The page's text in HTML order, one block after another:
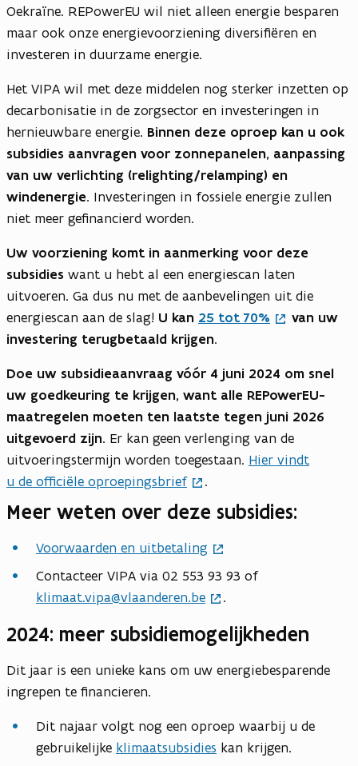
Oekraïne. REPowerEU wil niet alleen energie besparen
maar ook onze energievoorziening diversifiëren en
investeren in duurzame energie.
Het VIPA wil met deze middelen nog sterker inzetten op
decarbonisatie in de zorgsector en investeringen in
hernieuwbare energie. Binnen deze oproep kan u ook
subsidies aanvragen voor zonnepanelen, aanpassing
van uw verlichting (relighting/relamping) en
windenergie. Investeringen in fossiele energie zullen
niet meer gefinancierd worden.
Uw voorziening komt in aanmerking voor deze
subsidies want u hebt al een energiescan laten
uitvoeren. Ga dus nu met de aanbevelingen uit die
energiescan aan de slag! U kan 25 tot 70%
van uw
investering terugbetaald krijgen.
Doe uw subsidieaanvraag vóór 4 juni 2024 om snel
uw goedkeuring te krijgen, want alle REPowerEU-
maatregelen moeten ten laatste tegen juni 2026
uitgevoerd zijn. Er kan geen verlenging van de
uitvoeringstermijn worden toegestaan. Hier vindt
u de officiële oproepingsbrief
.
Meer weten over deze subsidies:
Voorwaarden en uitbetaling
Contacteer VIPA via 02 553 93 93 of
klimaat.vipa@vlaanderen.be
.
2024: meer subsidiemogelijkheden
Dit jaar is een unieke kans om uw energiebesparende
ingrepen te financieren.
Dit najaar volgt nog een oproep waarbij u de
gebruikelijke klimaatsubsidies kan krijgen.